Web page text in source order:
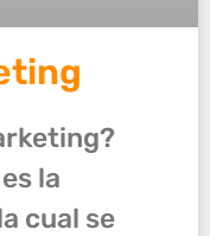
la
cual se